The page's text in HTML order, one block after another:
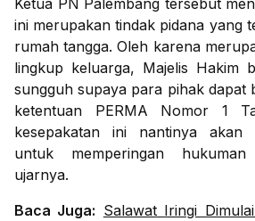
Ketua PN Palembang tersebut
ini merupakan tindak pidana yang
rumah tangga. Oleh karena
lingkup keluarga, Majelis Hakim
sungguh supaya para pihak dapat
ketentuan PERMA Nomor 1
kesepakatan ini nantinya akan
untuk memperingan hukuman
ujarnya.
Baca Juga: Salawat Iringi